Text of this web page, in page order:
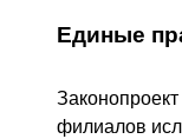
Единые
филиалов